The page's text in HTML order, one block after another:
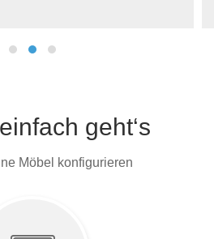
geht‘s
Möbel konfigurieren